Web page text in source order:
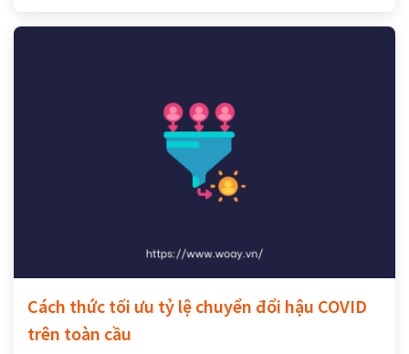
Cách thức tối ưu tỷ lệ chuyển đổi hậu COVID
trên toàn cầu